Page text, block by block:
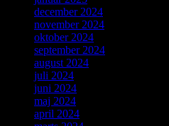
december 2024
november 2024
oktober 2024
september 2024
august 2024
juli 2024
juni 2024
maj 2024
april 2024